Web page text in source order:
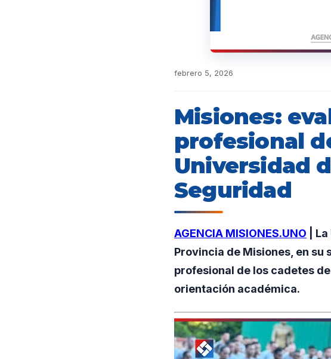
febrero 5, 2026
Misiones:
profesional
Universidad
Seguridad
AGENCIA MISIONES.UNO |
Provincia de Misiones, en
profesional de los cadetes
orientación académica.